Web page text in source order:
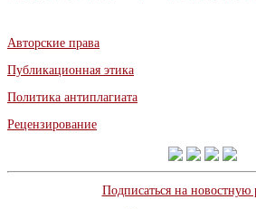
Авторские права
Публикационная этика
Политика антиплагиата
Рецензирование
Подписаться на новостную